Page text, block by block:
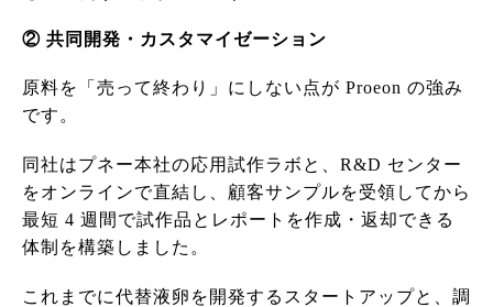
② 共同開発・カスタマイゼーション
原料を「売って終わり」にしない点が Proeon の強み
です。
同社はプネー本社の応用試作ラボと、R&D センター
をオンラインで直結し、顧客サンプルを受領してから
最短 4 週間で試作品とレポートを作成・返却できる
体制を構築しました。
これまでに代替液卵を開発するスタートアップと、調